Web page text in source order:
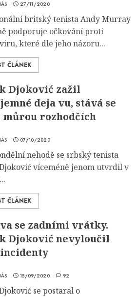
27/11/2020
britský tenista Andy Murray
podporuje očkování proti
které dle jeho názoru...
ČLÁNEK
Djoković zažil
deja vu, stává se
můrou rozhodčích
07/10/2020
nehodě se srbský tenista
víceméně jenom utvrdil v
ČLÁNEK
se zadními vrátky.
Djoković nevyloučil
15/09/2020 92
se postaral o